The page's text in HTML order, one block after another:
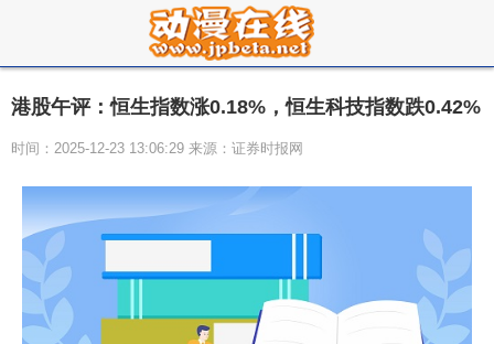
港股午评：恒生指数涨0.18%，恒生科技指数跌0.42%
时间：2025-12-23 13:06:29 来源：证券时报网